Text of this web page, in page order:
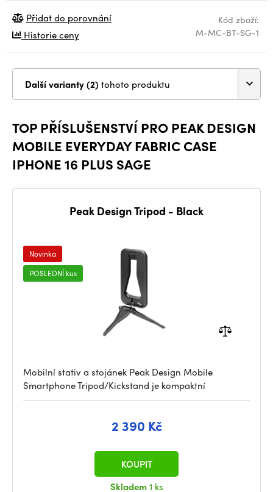
Kód zboží:
M-MC-BT-SG-1
Přidat do porovnání
Historie ceny
Další varianty (2) tohoto produktu
TOP PŘÍSLUŠENSTVÍ PRO PEAK DESIGN
MOBILE EVERYDAY FABRIC CASE
IPHONE 16 PLUS SAGE
Peak Design Tripod - Black
Novinka
POSLEDNÍ kus
Mobilní stativ a stojánek Peak Design Mobile
Smartphone Tripod/Kickstand je kompaktní
2 390 Kč
Skladem1 ks
KOUPIT